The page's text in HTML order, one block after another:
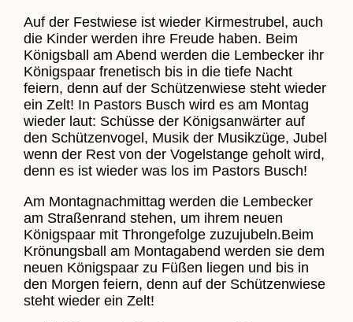
Auf der Festwiese ist wieder Kirmestrubel, auch
die Kinder werden ihre Freude haben. Beim
Königsball am Abend werden die Lembecker ihr
Königspaar frenetisch bis in die tiefe Nacht
feiern, denn auf der Schützenwiese steht wieder
ein Zelt! In Pastors Busch wird es am Montag
wieder laut: Schüsse der Königsanwärter auf
den Schützenvogel, Musik der Musikzüge, Jubel
wenn der Rest von der Vogelstange geholt wird,
denn es ist wieder was los im Pastors Busch!
Am Montagnachmittag werden die Lembecker
am Straßenrand stehen, um ihrem neuen
Königspaar mit Throngefolge zuzujubeln.Beim
Krönungsball am Montagabend werden sie dem
neuen Königspaar zu Füßen liegen und bis in
den Morgen feiern, denn auf der Schützenwiese
steht wieder ein Zelt!